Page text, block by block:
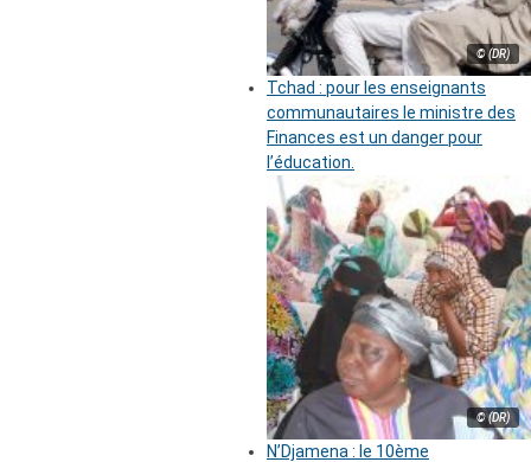
© (DR)
Tchad : pour les enseignants
communautaires le ministre des
Finances est un danger pour
l’éducation.
© (DR)
N’Djamena : le 10ème